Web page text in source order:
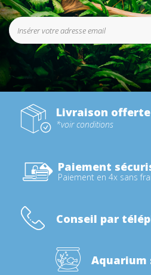
Livraison
*voir conditions
Paiement
Paiement en 4x sans
Conseil par
Aquarium